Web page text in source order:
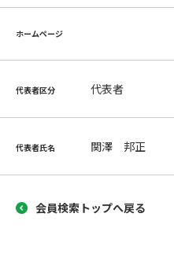
ホームページ
代表者区分 代表者
代表者氏名 関澤 邦正
会員検索トップへ戻る